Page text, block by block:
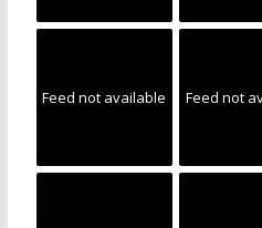
Feed not available Feed not